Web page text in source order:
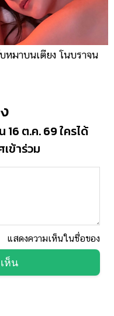
หมาบนเตียง โนบราจน
16 ต.ค. 69 ใครได้
ข้าร่วม
แสดงความเห็นในชื่อของ
ห็น